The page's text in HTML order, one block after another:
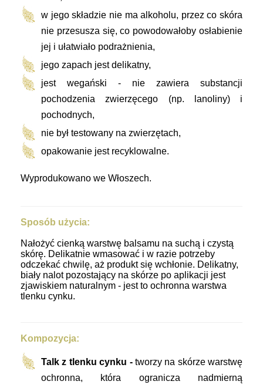
w jego składzie nie ma alkoholu, przez co skóra
nie przesusza się, co powodowałoby osłabienie
jej i ułatwiało podrażnienia,
jego zapach jest delikatny,
jest wegański - nie zawiera substancji
pochodzenia zwierzęcego (np. lanoliny) i
pochodnych,
nie był testowany na zwierzętach,
opakowanie jest recyklowalne.
Wyprodukowano we Włoszech.
Sposób użycia:
Nałożyć cienką warstwę balsamu na suchą i czystą
skórę. Delikatnie wmasować i w razie potrzeby
odczekać chwilę, aż produkt się wchłonie. Delikatny,
biały nalot pozostający na skórze po aplikacji jest
zjawiskiem naturalnym - jest to ochronna warstwa
tlenku cynku.
Kompozycja:
Talk z tlenku cynku -tworzy na skórze warstwę
ochronna, która ogranicza nadmierną